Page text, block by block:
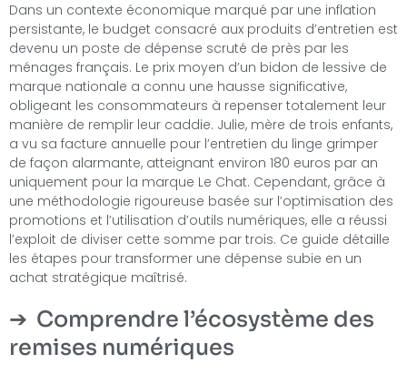
Dans un contexte économique marqué par une inflation
persistante, le budget consacré aux produits d’entretien est
devenu un poste de dépense scruté de près par les
ménages français. Le prix moyen d’un bidon de lessive de
marque nationale a connu une hausse significative,
obligeant les consommateurs à repenser totalement leur
manière de remplir leur caddie. Julie, mère de trois enfants,
a vu sa facture annuelle pour l’entretien du linge grimper
de façon alarmante, atteignant environ 180 euros par an
uniquement pour la marque Le Chat. Cependant, grâce à
une méthodologie rigoureuse basée sur l’optimisation des
promotions et l’utilisation d’outils numériques, elle a réussi
l’exploit de diviser cette somme par trois. Ce guide détaille
les étapes pour transformer une dépense subie en un
achat stratégique maîtrisé.
Comprendre l’écosystème des
remises numériques